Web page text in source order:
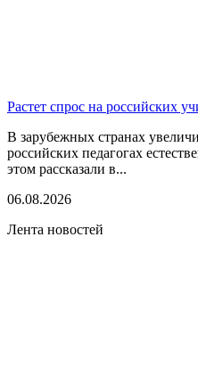
Растет спрос на российских
В зарубежных странах
российских педагогах
этом рассказали в...
06.08.2026
Лента новостей